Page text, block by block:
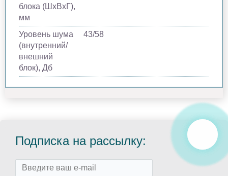
блока (ШхВхГ),
мм
Уровень шума
(внутренний/
внешний
блок), Дб
43/58
Подписка на рассылку: